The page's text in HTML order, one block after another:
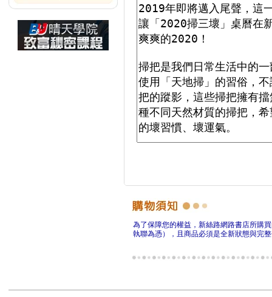
為了保障您的權益，新絲路網路書店所購
執聯為憑），且商品必須是全新狀態與完